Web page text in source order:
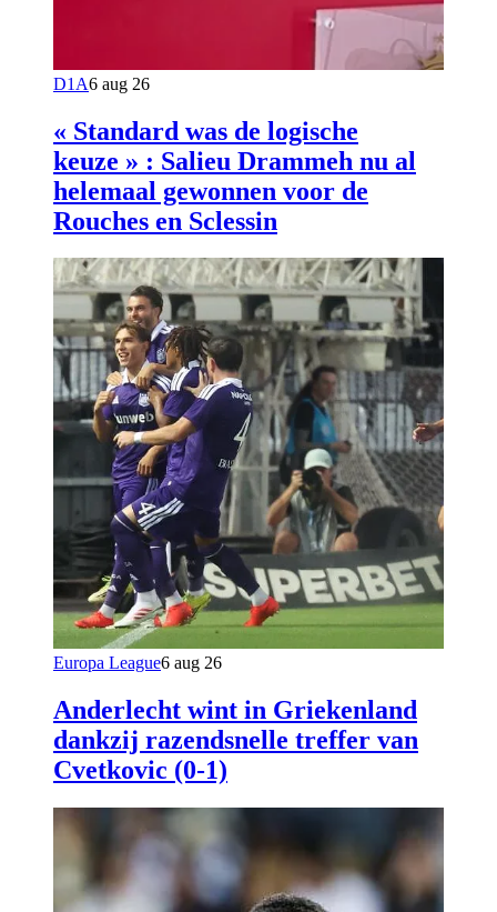
D1A6 aug 26
« Standard was de logische
keuze » : Salieu Drammeh nu al
helemaal gewonnen voor de
Rouches en Sclessin
Europa League6 aug 26
Anderlecht wint in Griekenland
dankzij razendsnelle treffer van
Cvetkovic (0-1)